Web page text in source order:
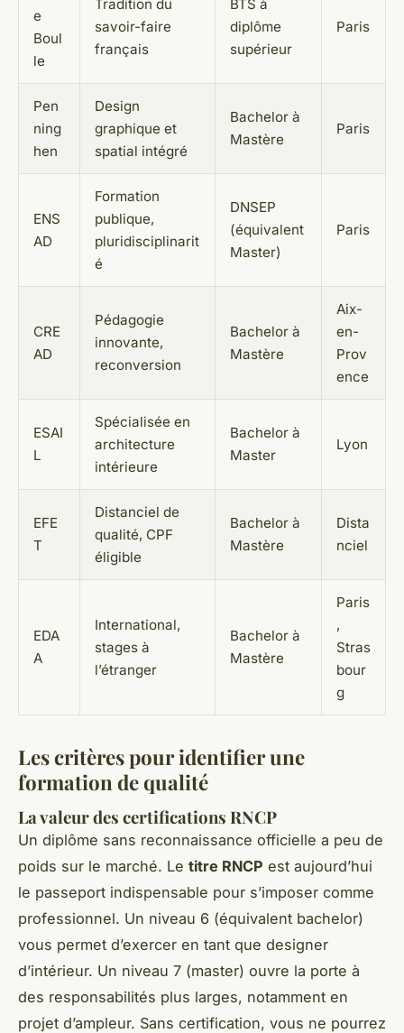
e
Boul
le
Tradition du
savoir-faire
français
BTS à
diplôme
supérieur
Paris
Pen
ning
hen
Design
graphique et
spatial intégré
Bachelor à
Mastère
Paris
ENS
AD
Formation
publique,
pluridisciplinarit
é
DNSEP
(équivalent
Master)
Paris
CRE
AD
Pédagogie
innovante,
reconversion
Bachelor à
Mastère
Aix-
en-
Prov
ence
ESAI
L
Spécialisée en
architecture
intérieure
Bachelor à
Master
Lyon
EFE
T
Distanciel de
qualité, CPF
éligible
Bachelor à
Mastère
Dista
nciel
EDA
A
International,
stages à
l’étranger
Bachelor à
Mastère
Paris
,
Stras
bour
g
Les critères pour identifier une
formation de qualité
La valeur des certifications RNCP
Un diplôme sans reconnaissance officielle a peu de
poids sur le marché. Le titre RNCP est aujourd’hui
le passeport indispensable pour s’imposer comme
professionnel. Un niveau 6 (équivalent bachelor)
vous permet d’exercer en tant que designer
d’intérieur. Un niveau 7 (master) ouvre la porte à
des responsabilités plus larges, notamment en
projet d’ampleur. Sans certification, vous ne pourrez